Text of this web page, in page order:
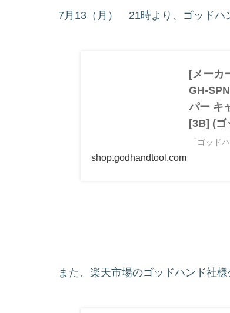
7月13（月） 21時より、ゴッドハ
[メーカ
GH-
パー キ
[3B] (ゴ
「ゴッド
shop.godhandtool.com
また、楽天市場のゴッドハンド社